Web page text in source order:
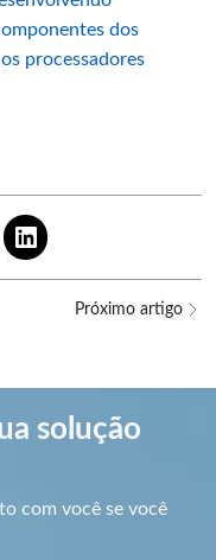
dos
processadores
Próximo artigo
solução
com você se você